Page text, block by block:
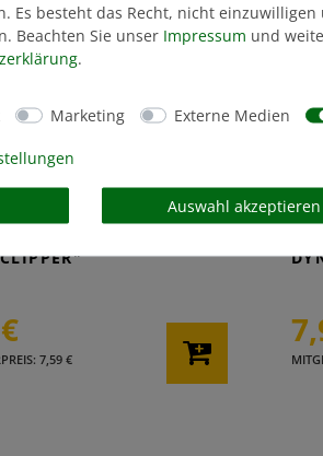
7,59 €
Es besteht das Recht, nicht
Beachten Sie unser Impressum und
.
Marketing Externe Medien
Auswahl akzeptieren